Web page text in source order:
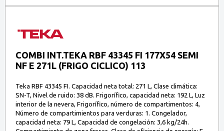
COMBI INT.TEKA RBF 43345 FI 177X54 SEMI
NF E 271L (FRIGO CICLICO) 113
Teka RBF 43345 FI. Capacidad neta total: 271 L, Clase climática:
SN-T, Nivel de ruido: 38 dB. Frigorífico, capacidad neta: 192 L, Luz
interior de la nevera, Frigorífico, número de compartimentos: 4,
Número de compartimientos para verduras: 1. Congelador,
capacidad neta: 79 L, Capacidad de congelación: 3,6 kg/24h.